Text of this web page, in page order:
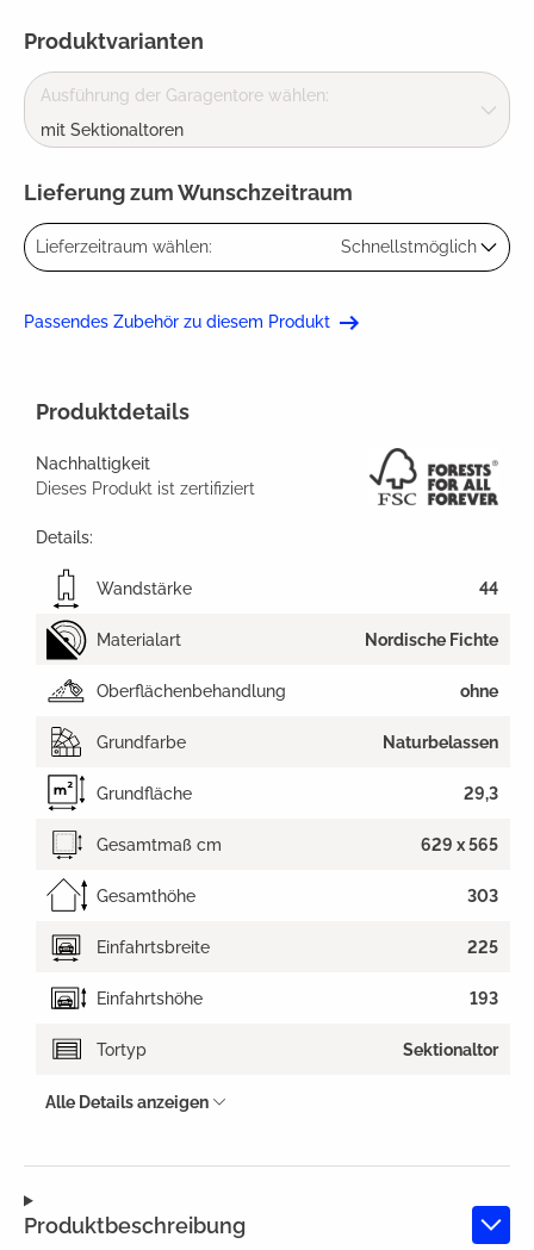
Produktvarianten
Ausführung der Garagentore wählen:
mit Sektionaltoren
Lieferung zum Wunschzeitraum
Lieferzeitraum wählen: Schnellstmöglich
Passendes Zubehör zu diesem Produkt
Produktbeschreibung
Produktdetails
Nachhaltigkeit
Dieses Produkt ist zertifiziert
Details:
Wandstärke 44
Materialart Nordische Fichte
Oberflächenbehandlung ohne
Grundfarbe Naturbelassen
Grundfläche 29,3
Gesamtmaß cm 629 x 565
Gesamthöhe 303
Einfahrtsbreite 225
Einfahrtshöhe 193
Tortyp Sektionaltor
Alle Details anzeigen